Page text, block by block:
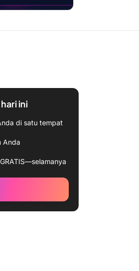
ini
di satu tempat
Anda